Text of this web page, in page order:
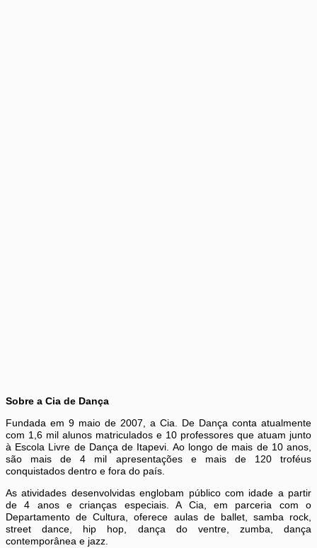
Sobre a Cia de Dança
Fundada em 9 maio de 2007, a Cia. De Dança conta atualmente
com 1,6 mil alunos matriculados e 10 professores que atuam junto
à Escola Livre de Dança de Itapevi. Ao longo de mais de 10 anos,
são mais de 4 mil apresentações e mais de 120 troféus
conquistados dentro e fora do país.
As atividades desenvolvidas englobam público com idade a partir
de 4 anos e crianças especiais. A Cia, em parceria com o
Departamento de Cultura, oferece aulas de ballet, samba rock,
street dance, hip hop, dança do ventre, zumba, dança
contemporânea e jazz.